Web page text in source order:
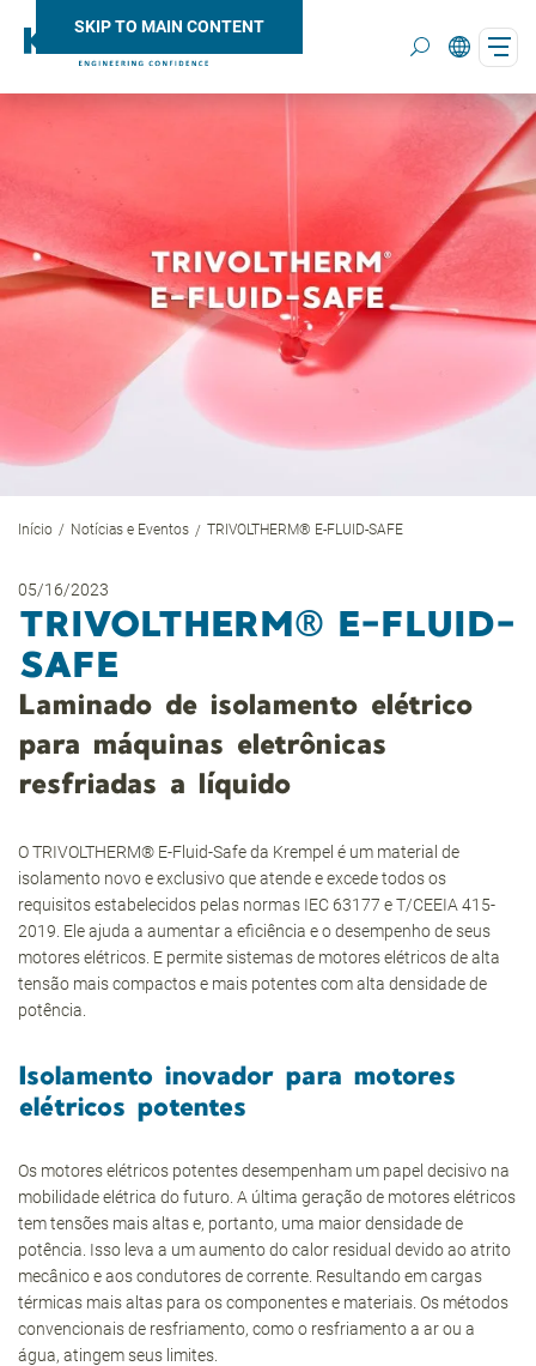
SKIP TO MAIN CONTENT
Início Notícias e Eventos TRIVOLTHERM® E-FLUID-SAFE
05/16/2023
TRIVOLTHERM® E-FLUID-
SAFE
Laminado de isolamento elétrico
para máquinas eletrônicas
resfriadas a líquido
O TRIVOLTHERM® E-Fluid-Safe da Krempel é um material de
isolamento novo e exclusivo que atende e excede todos os
requisitos estabelecidos pelas normas IEC 63177 e T/CEEIA 415-
2019. Ele ajuda a aumentar a eficiência e o desempenho de seus
motores elétricos. E permite sistemas de motores elétricos de alta
tensão mais compactos e mais potentes com alta densidade de
potência.
Isolamento inovador para motores
elétricos potentes
Os motores elétricos potentes desempenham um papel decisivo na
mobilidade elétrica do futuro. A última geração de motores elétricos
tem tensões mais altas e, portanto, uma maior densidade de
potência. Isso leva a um aumento do calor residual devido ao atrito
mecânico e aos condutores de corrente. Resultando em cargas
térmicas mais altas para os componentes e materiais. Os métodos
convencionais de resfriamento, como o resfriamento a ar ou a
água, atingem seus limites.